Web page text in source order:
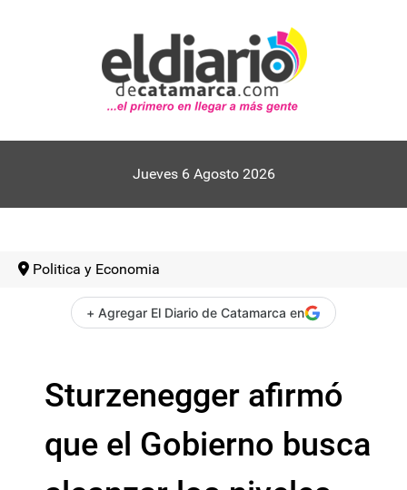
Jueves 6 Agosto 2026
Politica y Economia
+ Agregar El Diario de Catamarca en
Sturzenegger afirmó
que el Gobierno busca